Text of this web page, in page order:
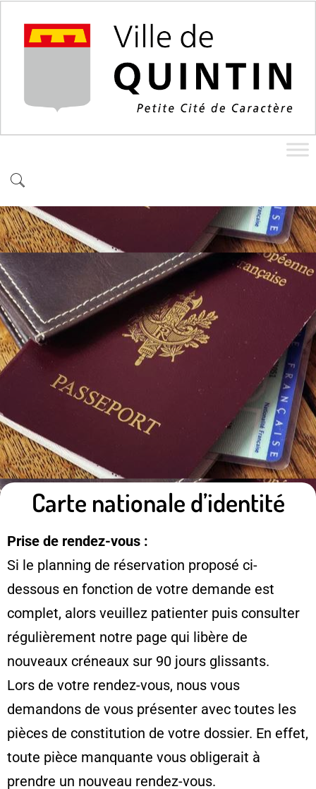
Carte nationale d’identité
Prise de rendez-vous :
Si le planning de réservation proposé ci-
dessous en fonction de votre demande est
complet, alors veuillez patienter puis consulter
régulièrement notre page qui libère de
nouveaux créneaux sur 90 jours glissants.
Lors de votre rendez-vous, nous vous
demandons de vous présenter avec toutes les
pièces de constitution de votre dossier. En effet,
toute pièce manquante vous obligerait à
prendre un nouveau rendez-vous.